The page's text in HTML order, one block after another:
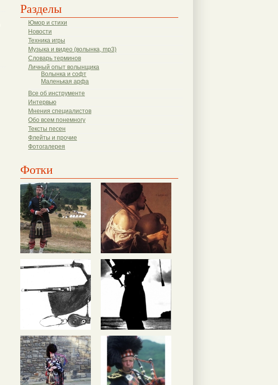
Разделы
Юмор и стихи
Новости
Техника игры
Музыка и видео (волынка, mp3)
Словарь терминов
Личный опыт волынщика
Волынка и софт
Маленькая арфа
Все об инструменте
Интервью
Мнения специалистов
Обо всем понемногу
Тексты песен
Флейты и прочие
Фотогалерея
Фотки